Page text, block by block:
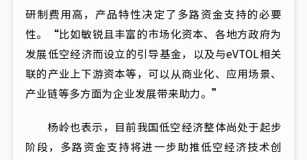
研制费用高，产品特性决定了多路资金支持的必要
性。“比如敏锐且丰富的市场化资本、各地方政府为
发展低空经济而设立的引导基金，以及与eVTOL相关
联的产业上下游资本等，可以从商业化、应用场景、
产业链等多方面为企业发展带来助力。”
杨岭也表示，目前我国低空经济整体尚处于起步
阶段，多路资金支持将进一步助推低空经济技术创